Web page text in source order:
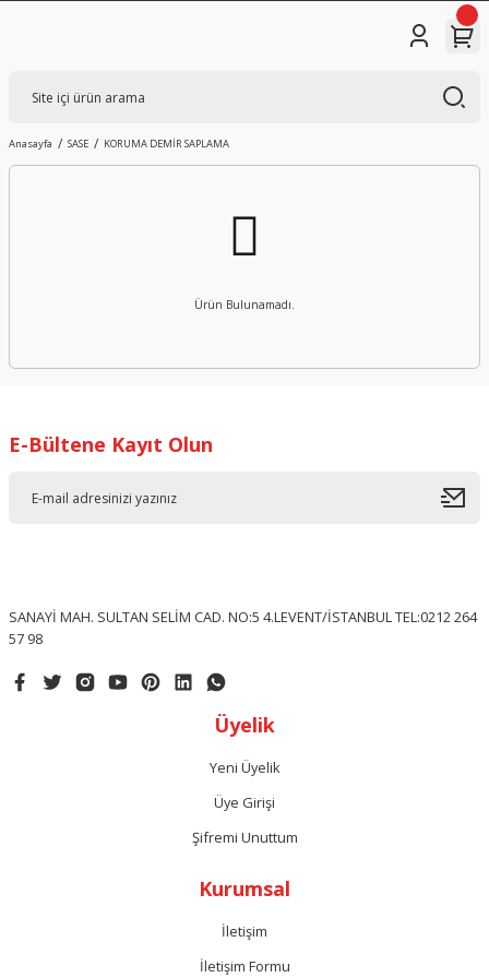
Anasayfa SASE KORUMA DEMİR SAPLAMA
Ürün Bulunamadı.
E-Bültene Kayıt Olun
SANAYİ MAH. SULTAN SELİM CAD. NO:5 4.LEVENT/İSTANBUL TEL:0212 264
57 98
Üyelik
Yeni Üyelik
Üye Girişi
Şifremi Unuttum
Kurumsal
İletişim
İletişim Formu